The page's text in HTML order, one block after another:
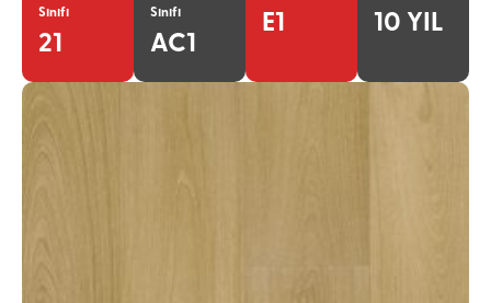
Sınıfı
21
Sınıfı
AC1
E1 10 YIL